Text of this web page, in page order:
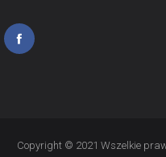
Copyright © 2021 Wszelkie